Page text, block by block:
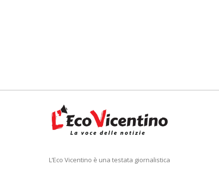
L’Eco Vicentino è una testata giornalistica